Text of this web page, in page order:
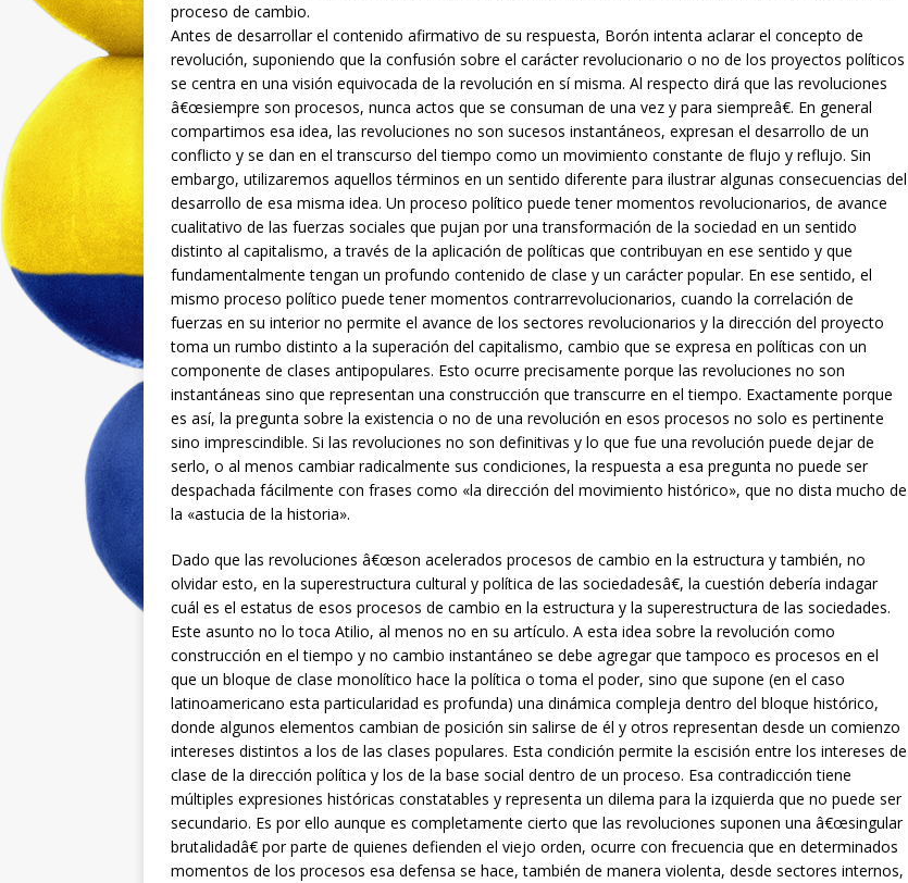
proceso de cambio.
Antes de desarrollar el contenido afirmativo de su respuesta, Borón intenta aclarar el concepto de
revolución, suponiendo que la confusión sobre el carácter revolucionario o no de los proyectos políticos
se centra en una visión equivocada de la revolución en sí misma. Al respecto dirá que las revoluciones
â€œsiempre son procesos, nunca actos que se consuman de una vez y para siempreâ€. En general
compartimos esa idea, las revoluciones no son sucesos instantáneos, expresan el desarrollo de un
conflicto y se dan en el transcurso del tiempo como un movimiento constante de flujo y reflujo. Sin
embargo, utilizaremos aquellos términos en un sentido diferente para ilustrar algunas consecuencias del
desarrollo de esa misma idea. Un proceso político puede tener momentos revolucionarios, de avance
cualitativo de las fuerzas sociales que pujan por una transformación de la sociedad en un sentido
distinto al capitalismo, a través de la aplicación de políticas que contribuyan en ese sentido y que
fundamentalmente tengan un profundo contenido de clase y un carácter popular. En ese sentido, el
mismo proceso político puede tener momentos contrarrevolucionarios, cuando la correlación de
fuerzas en su interior no permite el avance de los sectores revolucionarios y la dirección del proyecto
toma un rumbo distinto a la superación del capitalismo, cambio que se expresa en políticas con un
componente de clases antipopulares. Esto ocurre precisamente porque las revoluciones no son
instantáneas sino que representan una construcción que transcurre en el tiempo. Exactamente porque
es así, la pregunta sobre la existencia o no de una revolución en esos procesos no solo es pertinente
sino imprescindible. Si las revoluciones no son definitivas y lo que fue una revolución puede dejar de
serlo, o al menos cambiar radicalmente sus condiciones, la respuesta a esa pregunta no puede ser
despachada fácilmente con frases como «la dirección del movimiento histórico», que no dista mucho de
la «astucia de la historia».
Dado que las revoluciones â€œson acelerados procesos de cambio en la estructura y también, no
olvidar esto, en la superestructura cultural y política de las sociedadesâ€, la cuestión debería indagar
cuál es el estatus de esos procesos de cambio en la estructura y la superestructura de las sociedades.
Este asunto no lo toca Atilio, al menos no en su artículo. A esta idea sobre la revolución como
construcción en el tiempo y no cambio instantáneo se debe agregar que tampoco es procesos en el
que un bloque de clase monolítico hace la política o toma el poder, sino que supone (en el caso
latinoamericano esta particularidad es profunda) una dinámica compleja dentro del bloque histórico,
donde algunos elementos cambian de posición sin salirse de él y otros representan desde un comienzo
intereses distintos a los de las clases populares. Esta condición permite la escisión entre los intereses de
clase de la dirección política y los de la base social dentro de un proceso. Esa contradicción tiene
múltiples expresiones históricas constatables y representa un dilema para la izquierda que no puede ser
secundario. Es por ello aunque es completamente cierto que las revoluciones suponen una â€œsingular
brutalidadâ€ por parte de quienes defienden el viejo orden, ocurre con frecuencia que en determinados
momentos de los procesos esa defensa se hace, también de manera violenta, desde sectores internos,